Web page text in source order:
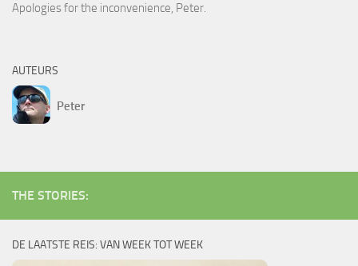
Apologies for the inconvenience, Peter.
AUTEURS
Peter
THE STORIES:
DE LAATSTE REIS: VAN WEEK TOT WEEK